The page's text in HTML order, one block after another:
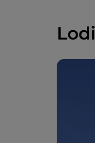
Lodi